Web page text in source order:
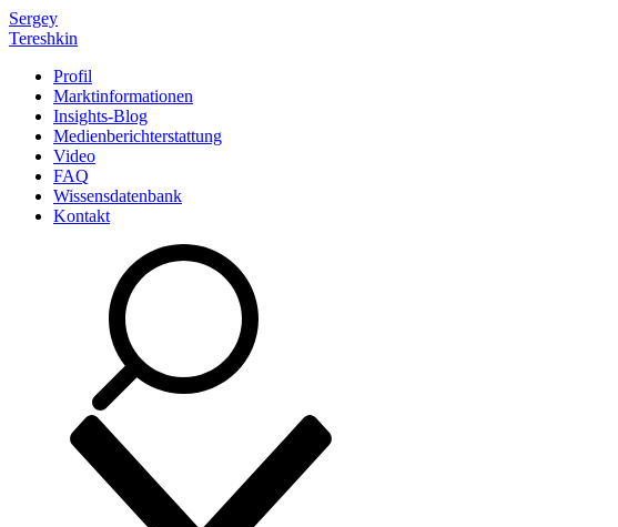
Sergey
Tereshkin
Profil
Marktinformationen
Insights-Blog
Medienberichterstattung
Video
FAQ
Wissensdatenbank
Kontakt